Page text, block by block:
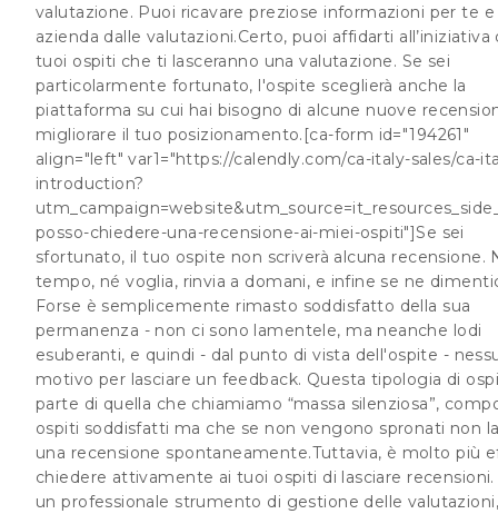
valutazione. Puoi ricavare preziose informazioni per te
azienda dalle valutazioni.Certo, puoi affidarti all’iniziativa
tuoi ospiti che ti lasceranno una valutazione. Se sei
particolarmente fortunato, l'ospite sceglierà anche la
piattaforma su cui hai bisogno di alcune nuove
migliorare il tuo posizionamento.[ca-form id="194261"
align="left" var1="https://calendly.com/ca-italy-sales/ca-
introduction?
posso-chiedere-una-recensione-ai-miei-ospiti"]Se sei
sfortunato, il tuo ospite non scriverà alcuna recensione.
tempo, né voglia, rinvia a domani, e infine se ne
Forse è semplicemente rimasto soddisfatto della sua
permanenza - non ci sono lamentele, ma neanche lodi
esuberanti, e quindi - dal punto di vista dell'ospite -
motivo per lasciare un feedback. Questa tipologia di
parte di quella che chiamiamo “massa silenziosa”,
ospiti soddisfatti ma che se non vengono spronati non
una recensione spontaneamente.Tuttavia, è molto più
chiedere attivamente ai tuoi ospiti di lasciare recensioni.
un professionale strumento di gestione delle valutazioni,